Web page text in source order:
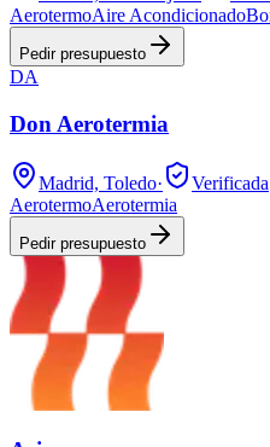
AerotermoAire Acondicionado
Pedir presupuesto
DA
Don Aerotermia
Madrid, Toledo·
Verificada
AerotermoAerotermia
Pedir presupuesto